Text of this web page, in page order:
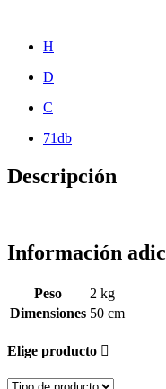
H
D
C
71db
Descripción
Información
Peso
2 kg
Dimensiones 50 cm
Elige producto